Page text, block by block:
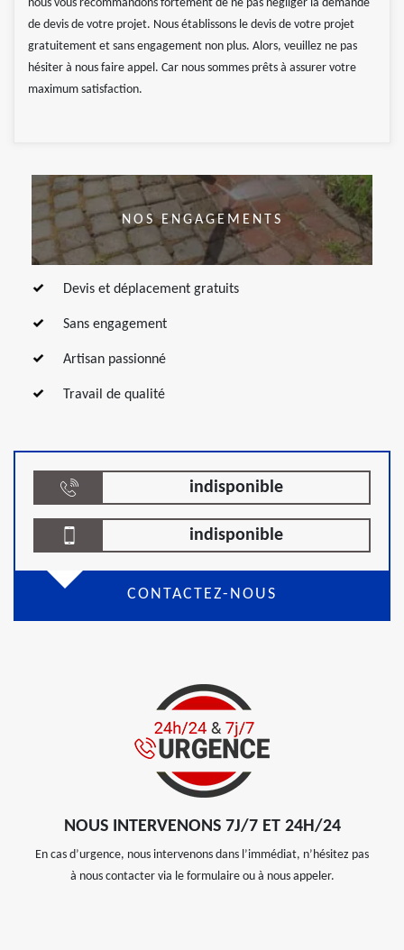
nous vous recommandons fortement de ne pas négliger la demande
de devis de votre projet. Nous établissons le devis de votre projet
gratuitement et sans engagement non plus. Alors, veuillez ne pas
hésiter à nous faire appel. Car nous sommes prêts à assurer votre
maximum satisfaction.
NOS ENGAGEMENTS
Devis et déplacement gratuits
Sans engagement
Artisan passionné
Travail de qualité
indisponible
indisponible
CONTACTEZ-NOUS
NOUS INTERVENONS 7J/7 ET 24H/24
En cas d’urgence, nous intervenons dans l’immédiat, n’hésitez pas
à nous contacter via le formulaire ou à nous appeler.